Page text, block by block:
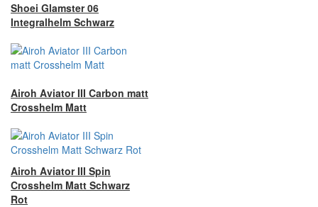
Shoei Glamster 06
Integralhelm Schwarz
Airoh Aviator III Carbon matt
Crosshelm Matt
Airoh Aviator III Spin
Crosshelm Matt Schwarz
Rot